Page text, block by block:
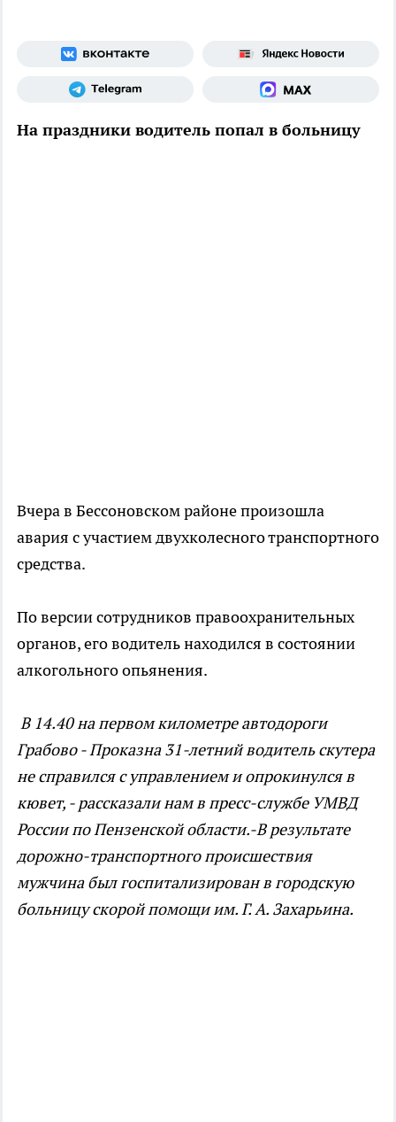
На праздники водитель попал в больницу
Вчера в Бессоновском районе произошла
авария с участием двухколесного транспортного
средства.
По версии сотрудников правоохранительных
органов, его водитель находился в состоянии
алкогольного опьянения.
В 14.40 на первом километре автодороги
Грабово - Проказна 31-летний водитель скутера
не справился с управлением и опрокинулся в
кювет, - рассказали нам в пресс-службе УМВД
России по Пензенской области.-В результате
дорожно-транспортного происшествия
мужчина был госпитализирован в городскую
больницу скорой помощи им. Г. А. Захарьина.